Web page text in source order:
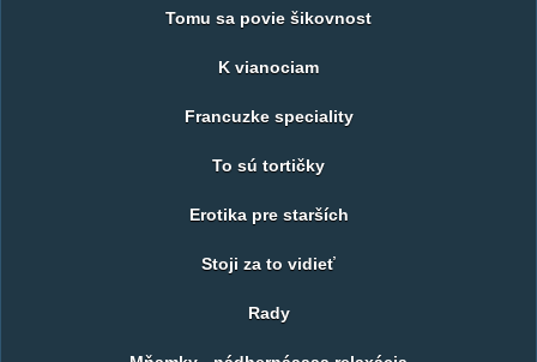
Tomu sa povie šikovnost
K vianociam
Francuzke speciality
To sú tortičky
Erotika pre starších
Stoji za to vidieť
Rady